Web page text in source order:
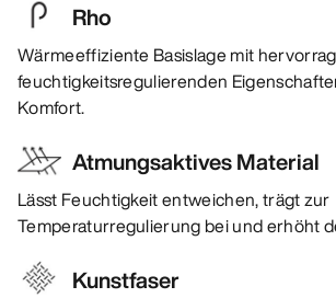
Rho
Wärmeeffiziente Basislage mit
feuchtigkeitsregulierenden
Komfort.
Atmungsaktives Material
Lässt Feuchtigkeit entweichen, trägt zur
Temperaturregulierung bei und erhöht
Kunstfaser